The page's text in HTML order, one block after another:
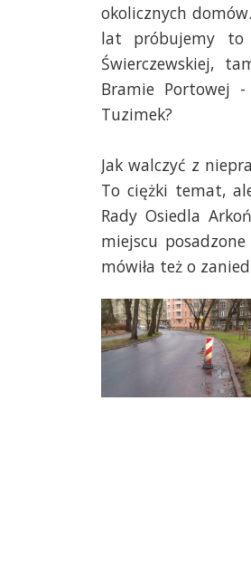
okolicznych
lat próbujemy to
Świerczewskiej,
Bramie Portowej
Tuzimek?
Jak walczyć z
To ciężki temat,
Rady Osiedla
miejscu
mówiła też o